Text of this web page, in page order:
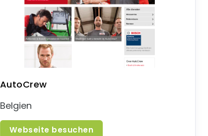
AutoCrew
Belgien
Webseite besuchen